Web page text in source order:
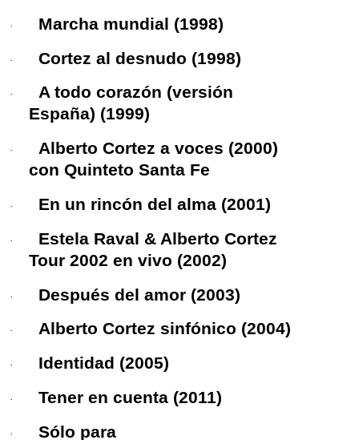
· Marcha mundial (1998)
· Cortez al desnudo (1998)
· A todo corazón (versión
España) (1999)
· Alberto Cortez a voces (2000)
con Quinteto Santa Fe
· En un rincón del alma(2001)
·
Estela Raval & Alberto Cortez
Tour 2002 en vivo (2002)
· Después del amor(2003)
· Alberto Cortez sinfónico (2004)
· Identidad (2005)
· Tener en cuenta(2011)
· Sólo para